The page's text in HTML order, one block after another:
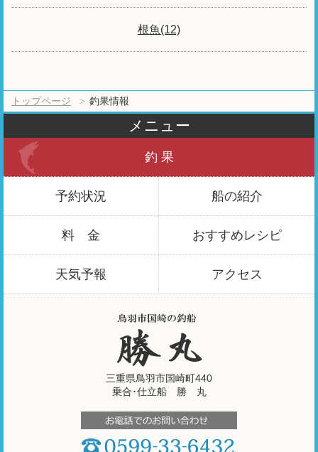
根魚(12)
トップページ 釣果情報
メニュー
釣 果
予約状況 船の紹介
料 金 おすすめレシピ
天気予報 アクセス
三重県鳥羽市国崎町440
乗合･仕立船 勝 丸